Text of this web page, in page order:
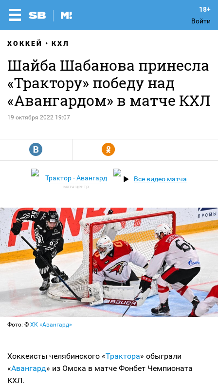
Войти
ХОККЕЙ КХЛ
Шайба Шабанова принесла
«Трактору» победу над
«Авангардом» в матче КХЛ
19 октября 2022 19:07
R Y
Трактор - Авангард Все видео матча
Фото: © ХК «Авангард»
Хоккеисты челябинского «Трактора» обыграли
«Авангард» из Омска в матче Фонбет Чемпионата
КХЛ.